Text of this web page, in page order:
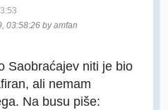
03:58:26 by amfan
Saobraćajev niti je bio
ali nemam
Na busu piše: